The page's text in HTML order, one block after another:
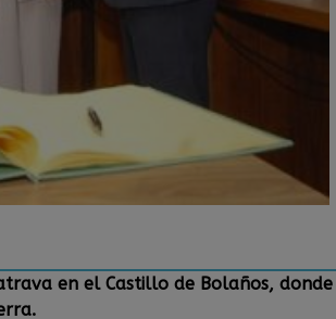
en el Castillo de Bolaños, donde